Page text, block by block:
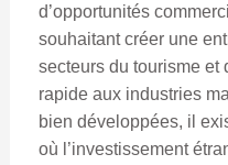
d’opportunités
souhaitant créer une
secteurs du tourisme et
rapide aux industries
bien développées, il
où l’investissement